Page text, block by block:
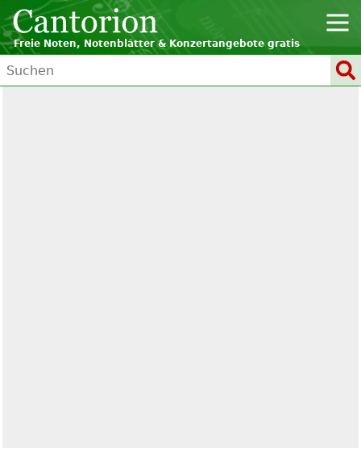
Freie Noten, Notenblätter & Konzertangebote gratis